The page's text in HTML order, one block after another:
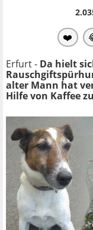
❤️
Erfurt - Da hielt
alter Mann hat
Hilfe von Kaffee